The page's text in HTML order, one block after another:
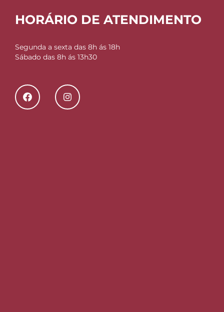
HORÁRIO DE ATENDIMENTO
Segunda a sexta das 8h ás 18h
Sábado das 8h ás 13h30